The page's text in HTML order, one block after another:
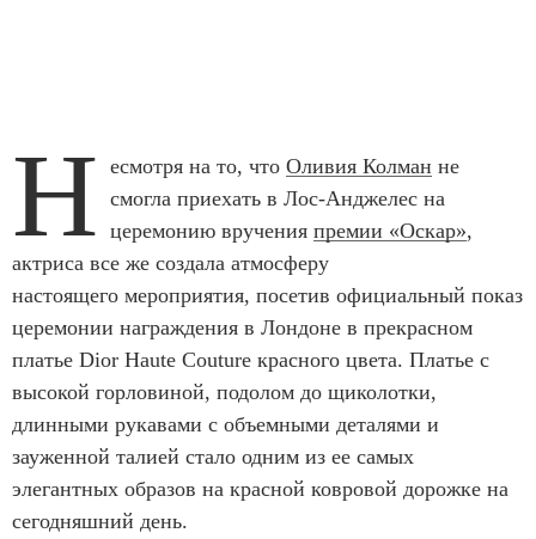
Н есмотря на то, что Оливия Колман не
смогла приехать в Лос-Анджелес на
церемонию вручения премии «Оскар»,
актриса все же создала атмосферу
настоящего мероприятия, посетив официальный показ
церемонии награждения в Лондоне в прекрасном
платье Dior Haute Couture красного цвета. Платье с
высокой горловиной, подолом до щиколотки,
длинными рукавами с объемными деталями и
зауженной талией стало одним из ее самых
элегантных образов на красной ковровой дорожке на
сегодняшний день.